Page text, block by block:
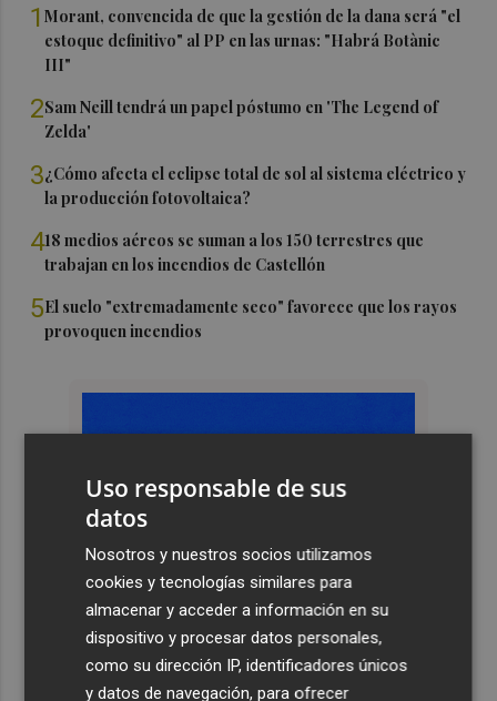
1Morant, convencida de que la gestión de la dana será "el
estoque definitivo" al PP en las urnas: "Habrá Botànic
III"
2Sam Neill tendrá un papel póstumo en 'The Legend of
Zelda'
3¿Cómo afecta el eclipse total de sol al sistema eléctrico y
la producción fotovoltaica?
418 medios aéreos se suman a los 150 terrestres que
trabajan en los incendios de Castellón
5El suelo "extremadamente seco" favorece que los rayos
provoquen incendios
Uso responsable de sus
datos
Nosotros y nuestros socios utilizamos
cookies y tecnologías similares para
almacenar y acceder a información en su
dispositivo y procesar datos personales,
como su dirección IP, identificadores únicos
y datos de navegación, para ofrecer